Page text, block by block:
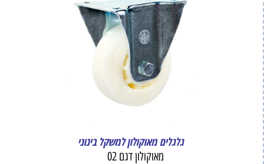
גלגלים מאוקולון למשקל בינוני
מאוקולון דגם 02